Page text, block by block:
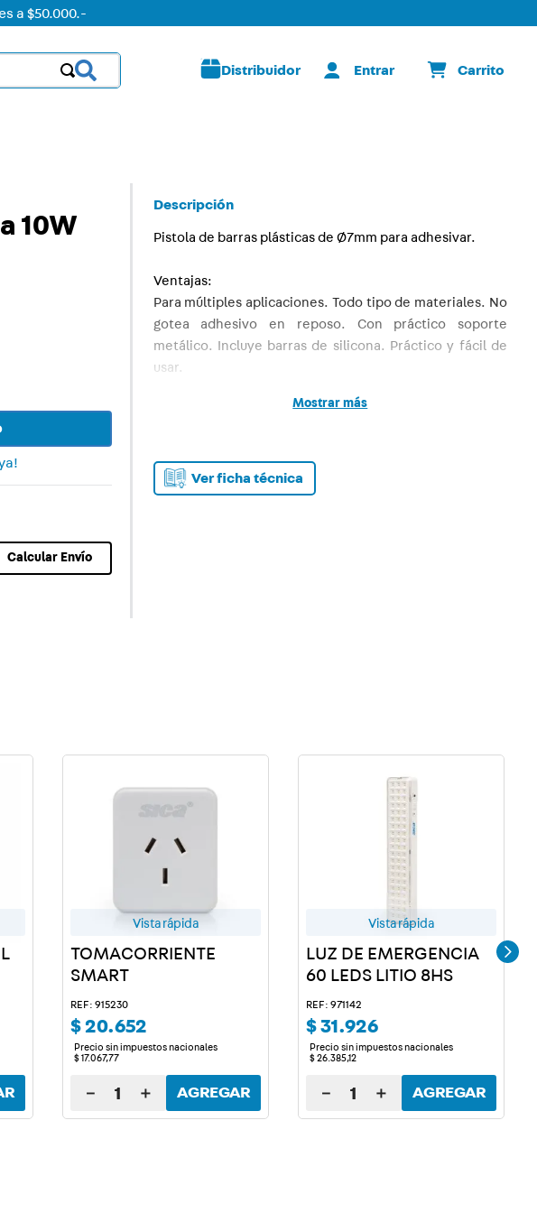
a $50.000.-
Distribuidor
10W
Calcular Envío
Descripción
Pistola de barras plásticas de Ø7mm para adhesivar.
Ventajas:
Para múltiples aplicaciones. Todo tipo de materiales. No
gotea adhesivo en reposo. Con práctico soporte
metálico. Incluye barras de silicona. Práctico y fácil de
usar.
Características técnicas:
Tiempo de calentamiento 3 a 5'
Temperatura de trabajo 170°C
Mostrar más
Ver ficha técnica
Vista rápida
TOMACORRIENTE
SMART
REF: 915230
$20.652
Precio sin impuestos nacionales
$ 17.067,77
＋
－ AGREGAR
Vista rápida
LUZ DE EMERGENCIA
60 LEDS LITIO 8HS
REF: 971142
$31.926
Precio sin impuestos nacionales
$26 .385,12
＋
－ AGREGAR